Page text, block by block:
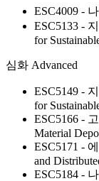
ESC4009 -
ESC5133 -
for
심화 Advanced
ESC5149 -
for
ESC5166 -
Material
ESC5171 -
and
ESC5184 -